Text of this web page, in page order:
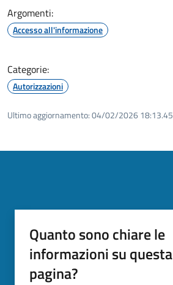
Argomenti:
Accesso all'informazione
Categorie:
Autorizzazioni
Ultimo aggiornamento:04/02/2026 18:13.45
Quanto sono chiare le
informazioni su questa
pagina?